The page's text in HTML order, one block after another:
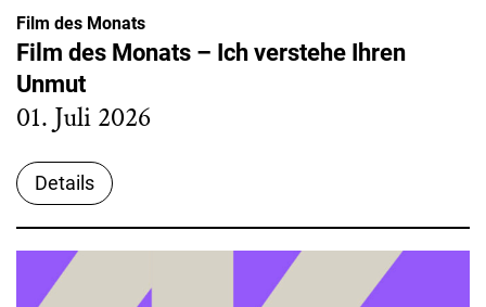
Film des Monats
Film des Monats – Ich verstehe Ihren
Unmut
01. Juli 2026
Details